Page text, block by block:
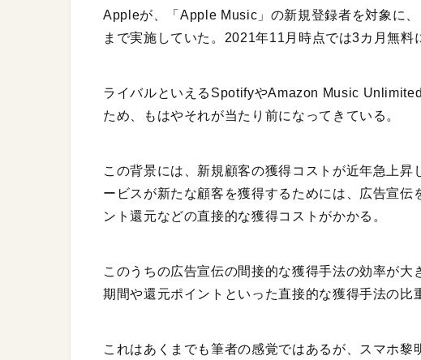
Appleが、「Apple Music」の新規登録者を対象に
まで実施していた。2021年11月時点では3カ月無料
ライバルといえるSpotifyやAmazon Music
ため、もはやそれが当たり前になってきている。
この背景には、新規顧客の獲得コストが近年急上
ービスが新たな顧客を獲得するためには、広告宣伝
ント還元などの直接的な獲得コストがかかる。
このうちの広告宣伝の間接的な獲得手法の効率が
期間や還元ポイントといった直接的な獲得手法の比
これはあくまでも筆者の感覚ではあるが、スマホ黎